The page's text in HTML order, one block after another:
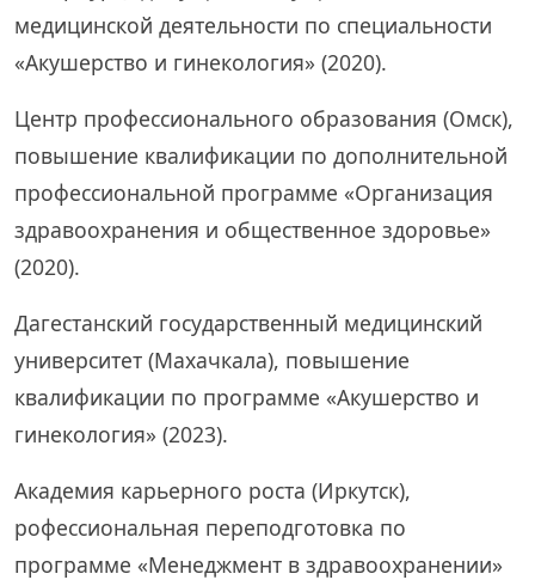
медицинской деятельности по специальности
«Акушерство и гинекология» (2020).
Центр профессионального образования (Омск),
повышение квалификации по дополнительной
профессиональной программе «Организация
здравоохранения и общественное здоровье»
(2020).
Дагестанский государственный медицинский
университет (Махачкала), повышение
квалификации по программе «Акушерство и
гинекология» (2023).
Академия карьерного роста (Иркутск),
рофессиональная переподготовка по
программе «Менеджмент в здравоохранении»